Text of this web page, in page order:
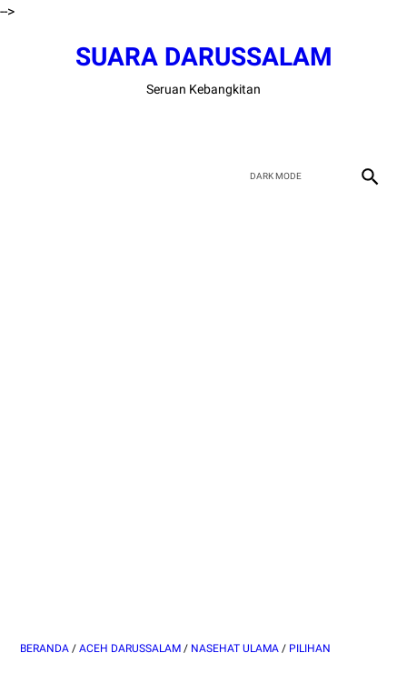
-->
SUARA DARUSSALAM
Seruan Kebangkitan
BERANDA / ACEH DARUSSALAM / NASEHAT ULAMA / PILIHAN